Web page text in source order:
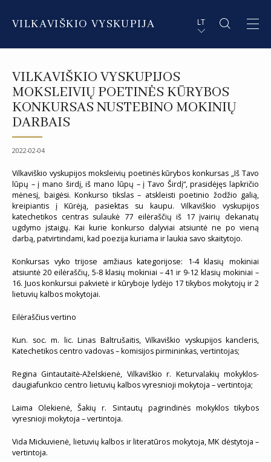
VILKAVIŠKIO VYSKUPIJA LT
DVASININKAI
INSTITUCIJOS IR ORGANIZACIJOS
DEKANATAI IR PARAPIJOS
EN SUMMARY
DE ZUSAMMENFASSUNG
VILKAVIŠKIO VYSKUPIJOS
MOKSLEIVIŲ POETINĖS KŪRYBOS
KONKURSAS NUSTEBINO MOKINIŲ
DARBAIS
2022-02-04
Vilkaviškio vyskupijos moksleivių poetinės kūrybos konkursas „Iš Tavo
lūpų – į mano širdį, iš mano lūpų – į Tavo Širdį“, prasidėjęs lapkričio
mėnesį, baigėsi. Konkurso tikslas – atskleisti poetinio žodžio galią,
kreipiantis į Kūrėją, pasiektas su kaupu. Vilkaviškio vyskupijos
katechetikos centras sulaukė 77 eilėraščių iš 17 įvairių dekanatų
ugdymo įstaigų. Kai kurie konkurso dalyviai atsiuntė ne po vieną
darbą, patvirtindami, kad poezija kuriama ir laukia savo skaitytojo.
Konkursas vyko trijose amžiaus kategorijose: 1-4 klasių mokiniai
atsiuntė 20 eilėraščių, 5-8 klasių mokiniai – 41 ir 9-12 klasių mokiniai –
16. Juos konkursui pakvietė ir kūryboje lydėjo 17 tikybos mokytojų ir 2
lietuvių kalbos mokytojai.
Eilėraščius vertino
Kun. soc. m. lic. Linas Baltrušaitis, Vilkaviškio vyskupijos kancleris,
Katechetikos centro vadovas – komisijos pirmininkas, vertintojas;
Regina Gintautaitė-Aželskienė, Vilkaviškio r. Keturvalakių mokyklos-
daugiafunkcio centro lietuvių kalbos vyresnioji mokytoja – vertintoja;
Laima Olekienė, Šakių r. Sintautų pagrindinės mokyklos tikybos
vyresnioji mokytoja – vertintoja.
Vida Mickuvienė, lietuvių kalbos ir literatūros mokytoja, MK dėstytoja –
vertintoja.